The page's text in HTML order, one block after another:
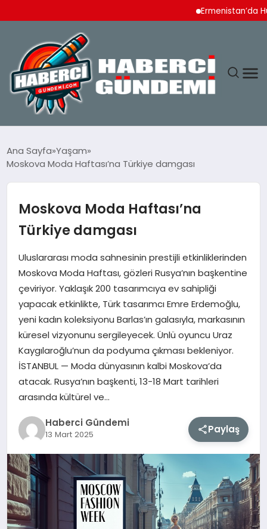
Ermenistan’da
SPOR
EKONOMI
DÜNYA
MAGAZIN
EĞITIM
SAĞLIK
TEKNOLOJI
Ana Sayfa Yaşam
Moskova Moda Haftası’na Türkiye damgası
Moskova Moda Haftası’na
Türkiye damgası
Uluslararası moda sahnesinin prestijli etkinliklerinden
Moskova Moda Haftası, gözleri Rusya’nın başkentine
çeviriyor. Yaklaşık 200 tasarımcıya ev sahipliği
yapacak etkinlikte, Türk tasarımcı Emre Erdemoğlu,
yeni kadın koleksiyonu Barlas’ın galasıyla, markasının
küresel vizyonunu sergileyecek. Ünlü oyuncu Uraz
Kaygılaroğlu’nun da podyuma çıkması bekleniyor.
İSTANBUL — Moda dünyasının kalbi Moskova’da
atacak. Rusya’nın başkenti, 13-18 Mart tarihleri
arasında kültürel ve…
Haberci Gündemi
13 Mart 2025 Paylaş